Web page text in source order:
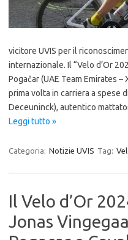
vicitore UVIS per il
internazionale. Il “Velo d’Or
Pogačar (UAE Team Emirates
prima volta in carriera a spese
Deceuninck), autentico
Leggi tutto »
Categoria: Notizie UVIS Tag:
Il Velo d’Or
Jonas